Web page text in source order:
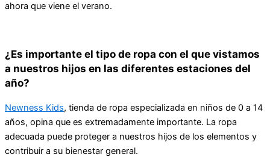
ahora que viene el verano.
¿Es importante el tipo de ropa con el que vistamos
a nuestros hijos en las diferentes estaciones del
año?
Newness Kids, tienda de ropa especializada en niños de 0 a 14
años, opina que es extremadamente importante. La ropa
adecuada puede proteger a nuestros hijos de los elementos y
contribuir a su bienestar general.